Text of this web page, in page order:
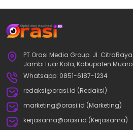
PT Orasi Media Group. Jl.
Jambi Luar Kota, Kabupaten
Whatsapp: 0851-6187-1234
redaksi@orasi.id (Redaksi)
marketing@orasi.id (Marketing)
kerjasama@orasi.id (Kerjasama)